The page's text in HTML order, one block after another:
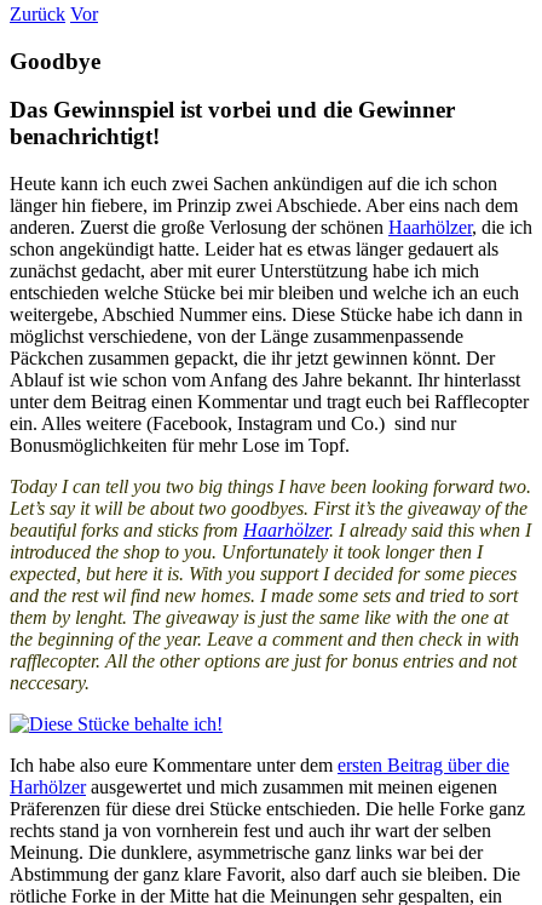
Zurück Vor
Goodbye
Das Gewinnspiel ist vorbei und die Gewinner
benachrichtigt!
Heute kann ich euch zwei Sachen ankündigen auf die ich schon
länger hin fiebere, im Prinzip zwei Abschiede. Aber eins nach dem
anderen. Zuerst die große Verlosung der schönen Haarhölzer, die ich
schon angekündigt hatte. Leider hat es etwas länger gedauert als
zunächst gedacht, aber mit eurer Unterstützung habe ich mich
entschieden welche Stücke bei mir bleiben und welche ich an euch
weitergebe, Abschied Nummer eins. Diese Stücke habe ich dann in
möglichst verschiedene, von der Länge zusammenpassende
Päckchen zusammen gepackt, die ihr jetzt gewinnen könnt. Der
Ablauf ist wie schon vom Anfang des Jahre bekannt. Ihr hinterlasst
unter dem Beitrag einen Kommentar und tragt euch bei Rafflecopter
ein. Alles weitere (Facebook, Instagram und Co.) sind nur
Bonusmöglichkeiten für mehr Lose im Topf.
Today I can tell you two big things I have been looking forward two.
Let’s say it will be about two goodbyes. First it’s the giveaway of the
beautiful forks and sticks from Haarhölzer. I already said this when I
introduced the shop to you. Unfortunately it took longer then I
expected, but here it is. With you support I decided for some pieces
and the rest wil find new homes. I made some sets and tried to sort
them by lenght. The giveaway is just the same like with the one at
the beginning of the year. Leave a comment and then check in with
rafflecopter. All the other options are just for bonus entries and not
neccesary.
Ich habe also eure Kommentare unter dem ersten Beitrag über die
Harhölzerausgewertet und mich zusammen mit meinen eigenen
Präferenzen für diese drei Stücke entschieden. Die helle Forke ganz
rechts stand ja von vornherein fest und auch ihr wart der selben
Meinung. Die dunklere, asymmetrische ganz links war bei der
Abstimmung der ganz klare Favorit, also darf auch sie bleiben. Die
rötliche Forke in der Mitte hat die Meinungen sehr gespalten, ein